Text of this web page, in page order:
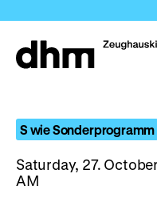
directly
the
S wie Sonderprogramm
Saturday, 27.
AM